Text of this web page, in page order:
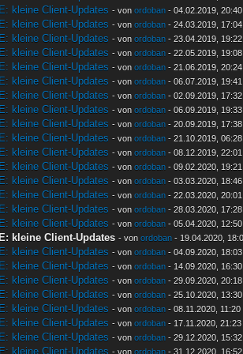
kleine Client-Updates - vonordoban - 04.02.2019, 20:40
kleine Client-Updates - vonordoban - 24.03.2019, 17:04
kleine Client-Updates - vonordoban - 23.04.2019, 19:22
kleine Client-Updates - vonordoban - 22.05.2019, 19:08
kleine Client-Updates - vonordoban - 21.06.2019, 20:24
kleine Client-Updates - vonordoban - 06.07.2019, 19:41
kleine Client-Updates - vonordoban - 02.09.2019, 17:32
kleine Client-Updates - vonordoban - 06.09.2019, 19:33
kleine Client-Updates - vonordoban - 20.09.2019, 17:38
kleine Client-Updates - vonordoban - 21.10.2019, 06:28
kleine Client-Updates - vonordoban - 08.12.2019, 22:01
kleine Client-Updates - vonordoban - 09.02.2020, 19:21
kleine Client-Updates - vonordoban - 03.03.2020, 18:46
kleine Client-Updates - vonordoban - 22.03.2020, 20:01
kleine Client-Updates - vonordoban - 28.03.2020, 17:28
kleine Client-Updates - vonordoban - 05.04.2020, 12:50
kleine Client-Updates - vonordoban - 19.04.2020,
kleine Client-Updates - vonordoban - 04.09.2020, 18:03
kleine Client-Updates - vonordoban - 14.09.2020, 16:30
kleine Client-Updates - vonordoban - 29.09.2020, 20:18
kleine Client-Updates - vonordoban - 25.10.2020, 13:30
kleine Client-Updates - vonordoban - 08.11.2020, 11:20
kleine Client-Updates - vonordoban - 17.11.2020, 21:23
kleine Client-Updates - vonordoban - 29.12.2020, 15:32
kleine Client-Updates - vonordoban - 31.12.2020, 16:52